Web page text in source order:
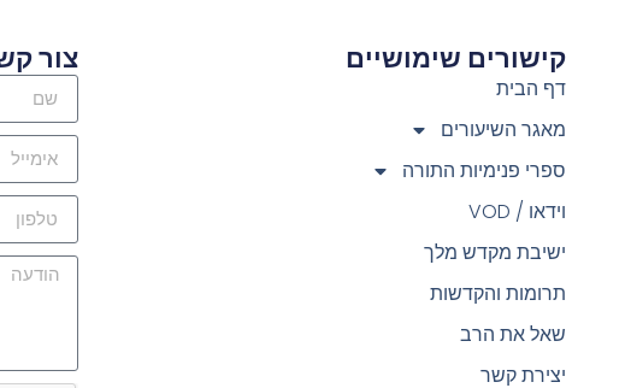
קישורים שימושיים
דף הבית
מאגר השיעורים
ספרי פנימיות התורה
וידאו / VOD
ישיבת מקדש מלך
תרומות והקדשות
שאל את הרב
יצירת קשר
צור קשר